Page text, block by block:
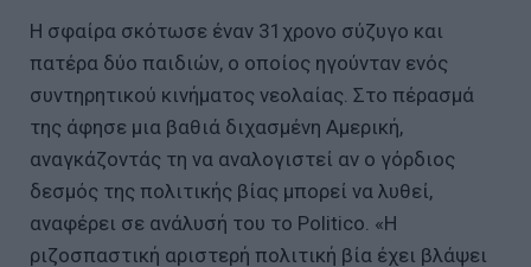
Η σφαίρα σκότωσε έναν 31χρονο σύζυγο και
πατέρα δύο παιδιών, ο οποίος ηγούνταν ενός
συντηρητικού κινήματος νεολαίας. Στο πέρασμά
της άφησε μια βαθιά διχασμένη Αμερική,
αναγκάζοντάς τη να αναλογιστεί αν ο γόρδιος
δεσμός της πολιτικής βίας μπορεί να λυθεί,
αναφέρει σε ανάλυσή του το Politico. «Η
ριζοσπαστική αριστερή πολιτική βία έχει βλάψει